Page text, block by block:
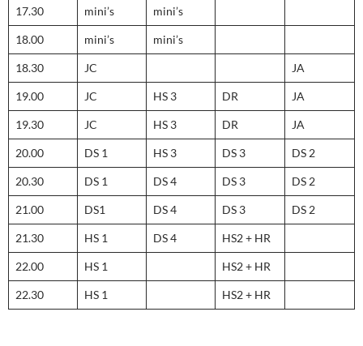
17.30 mini’s mini’s
18.00 mini’s mini’s
18.30 JC JA
19.00 JC HS 3 DR JA
19.30 JC HS 3 DR JA
20.00 DS 1 HS 3 DS 3 DS 2
20.30 DS 1 DS 4 DS 3 DS 2
21.00 DS1 DS 4 DS 3 DS 2
21.30 HS 1 DS 4 HS2 + HR
22.00 HS 1 HS2 + HR
22.30 HS 1 HS2 + HR